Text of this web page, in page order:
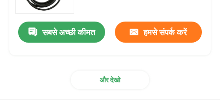
सबसे अच्छी कीमत हमसे संपर्क करें
और देखो